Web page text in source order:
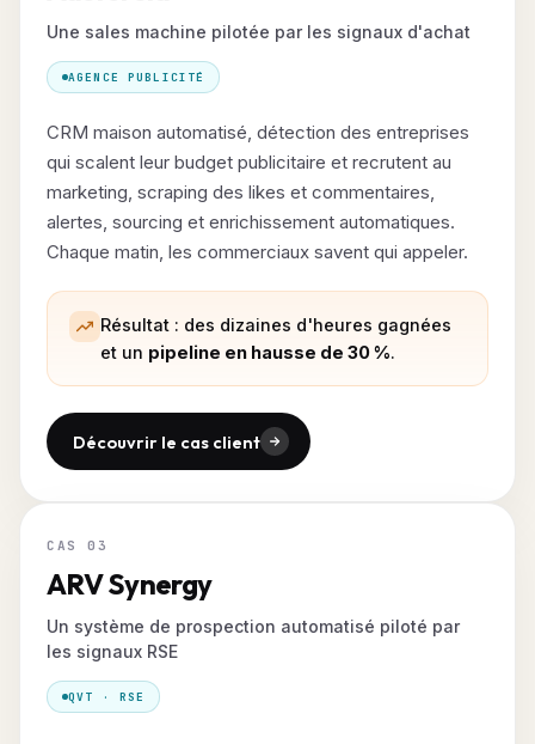
Une sales machine pilotée par les signaux d'achat
AGENCE PUBLICITÉ
CRM maison automatisé, détection des entreprises
qui scalent leur budget publicitaire et recrutent au
marketing, scraping des likes et commentaires,
alertes, sourcing et enrichissement automatiques.
Chaque matin, les commerciaux savent qui appeler.
Résultat : des dizaines d'heures gagnées
et un pipeline en hausse de 30 %.
Découvrir le cas client
CAS 03
ARV Synergy
Un système de prospection automatisé piloté par
les signaux RSE
QVT · RSE